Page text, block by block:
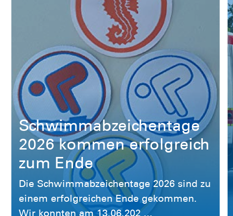
Schwimmabzeichentage
2026 kommen erfolgreich
zum Ende
Die Schwimmabzeichentage 2026 sind zu
einem erfolgreichen Ende gekommen.
Wir konnten am 13.06.202 ...